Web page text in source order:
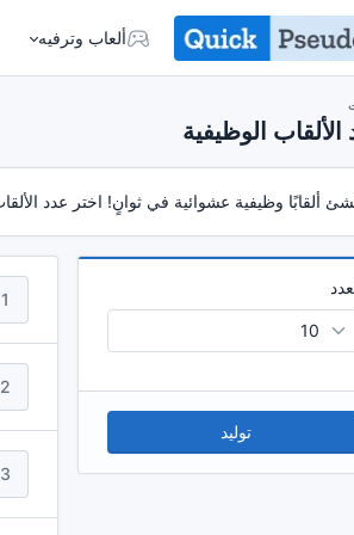
ألعاب وترفيه
الألقاب الوظيفية
ألقابًا وظيفية عشوائية في ثوانٍ! اختر عدد
توليد
1
2
3